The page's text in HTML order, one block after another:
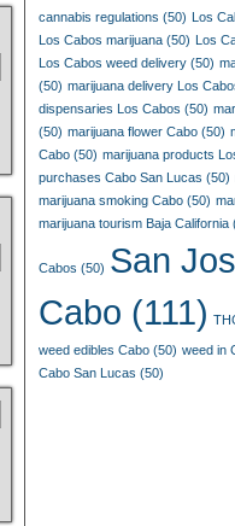
cannabis regulations (50) Los
Los Cabos marijuana (50) Los
Los Cabos weed delivery (50)
(50) marijuana delivery Los
dispensaries Los Cabos (50)
(50) marijuana flower Cabo (50)
Cabo (50) marijuana products
purchases Cabo San Lucas (50)
marijuana smoking Cabo (50)
marijuana tourism Baja California
Cabos (50) San
Cabo (111)
weed edibles Cabo (50) weed in
Cabo San Lucas (50)